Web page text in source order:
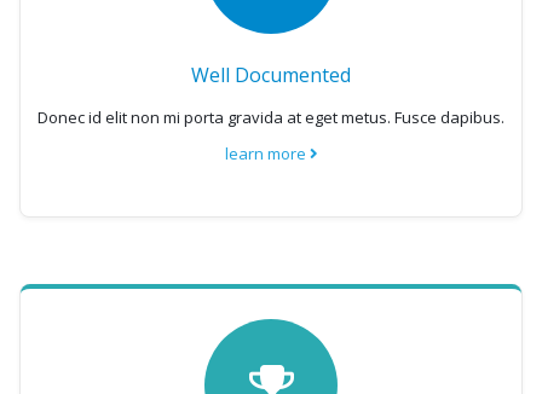
Well Documented
Donec id elit non mi porta gravida at eget metus. Fusce dapibus.
learn more